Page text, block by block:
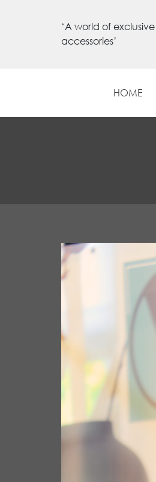
‘A world of
accessories’
HOME